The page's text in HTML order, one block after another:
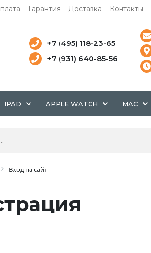
Гарантия Доставка Контакты
+7 (495) 118-23-65
+7 (931) 640-85-56
IPAD APPLE WATCH MAC
Вход на сайт